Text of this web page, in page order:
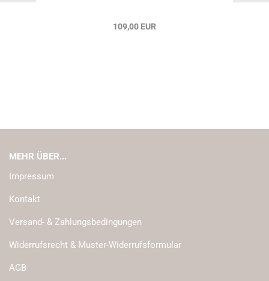
109,00 EUR
MEHR ÜBER...
Impressum
Kontakt
Versand- & Zahlungsbedingungen
Widerrufsrecht & Muster-Widerrufsformular
AGB